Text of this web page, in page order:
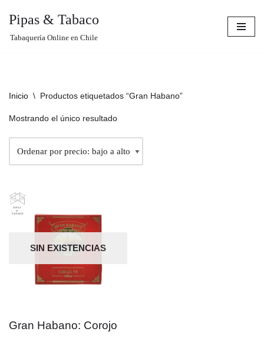
Pipas & Tabaco
Tabaquería Online en Chile
Inicio \ Productos etiquetados “Gran Habano”
Mostrando el único resultado
SIN EXISTENCIAS
Gran Habano: Corojo